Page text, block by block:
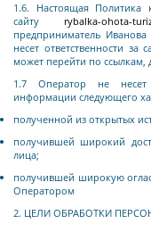
1.6. Настоящая Политика
сайту rybalka-ohota-
предприниматель
несет ответственности
может перейти по ссылкам,
1.7 Оператор не несет
информации следующего
полученной из открытых
получившей широкий
лица;
получившей широкую
Оператором
2. ЦЕЛИ ОБРАБОТКИ